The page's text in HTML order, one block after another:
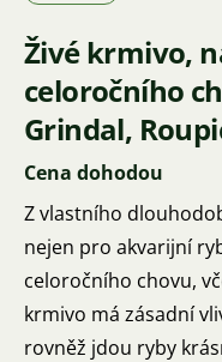
Živé krmivo,
celoročního
Grindal,
Cena dohodou
Z vlastního
nejen pro akvarijní
celoročního chovu,
krmivo má zásadní
rovněž jdou ryby